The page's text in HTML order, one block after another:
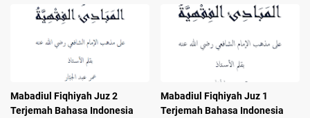
Mabadiul Fiqhiyah Juz 2
Terjemah Bahasa Indonesia
Mabadiul Fiqhiyah Juz 1
Terjemah Bahasa Indonesia